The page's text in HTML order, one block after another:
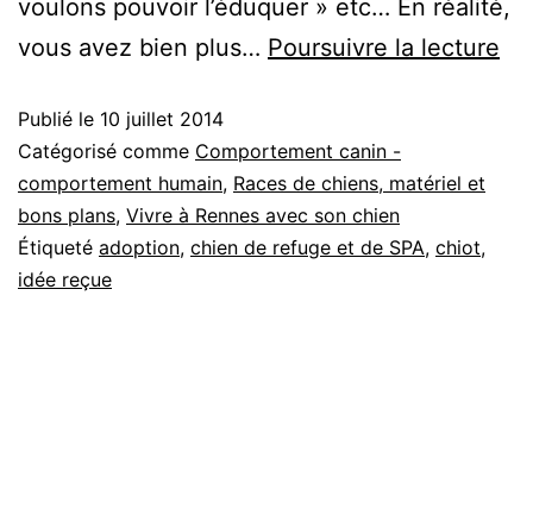
voulons pouvoir l’éduquer » etc… En réalité,
vous avez bien plus… Poursuivre la lecture
Publié le 10 juillet 2014
Catégorisé comme Comportement canin -
comportement humain, Races de chiens, matériel et
bons plans, Vivre à Rennes avec son chien
Étiqueté adoption, chien de refuge et de SPA, chiot,
idée reçue